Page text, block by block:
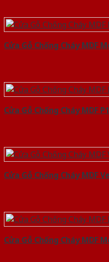
Cửa Gỗ Chống Cháy MDF
Cửa Gỗ Chống Cháy MDF
Cửa Gỗ Chống Cháy MDF
Cửa Gỗ Chống Cháy MDF